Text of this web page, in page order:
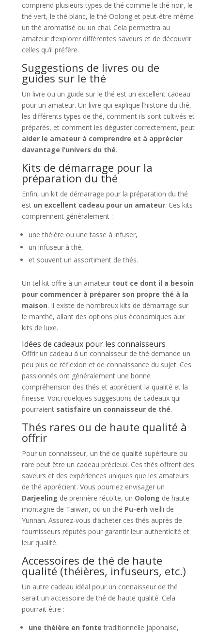
comprend plusieurs types de thé comme le thé noir, le
thé vert, le thé blanc, le thé Oolong et peut-être même
un thé aromatisé ou un chai. Cela permettra au
amateur d’explorer différentes saveurs et de découvrir
celles qu’il préfère.
Suggestions de livres ou de
guides sur le thé
Un livre ou un guide sur le thé est un excellent cadeau
pour un amateur. Un livre qui explique l’histoire du thé,
les différents types de thé, comment ils sont cultivés et
préparés, et comment les déguster correctement, peut
aider le amateur à comprendre et à apprécier
davantage l’univers du thé.
Kits de démarrage pour la
préparation du thé
Enfin, un kit de démarrage pour la préparation du thé
est un excellent cadeau pour un amateur. Ces kits
comprennent généralement :
une théière ou une tasse à infuser,
un infuseur à thé,
et souvent un assortiment de thés.
Un tel kit offre à un amateur tout ce dont il a besoin
pour commencer à préparer son propre thé à la
maison. Il existe de nombreux kits de démarrage sur
le marché, allant des options plus économiques aux
kits de luxe.
Idées de cadeaux pour les connaisseurs
Offrir un cadeau à un connaisseur de thé demande un
peu plus de réflexion et de connaissance du sujet. Ces
passionnés ont généralement une bonne
compréhension des thés et apprécient la qualité et la
finesse. Voici quelques suggestions de cadeaux qui
pourraient satisfaire un connaisseur de thé.
Thés rares ou de haute qualité à
offrir
Pour un connaisseur, un thé de qualité supérieure ou
rare peut être un cadeau précieux. Ces thés offrent des
saveurs et des expériences uniques que les amateurs
de thé apprécient. Vous pourriez envisager un
Darjeeling de première récolte, un Oolong de haute
montagne de Taiwan, ou un thé Pu-erh vieilli de
Yunnan. Assurez-vous d’acheter ces thés auprès de
fournisseurs réputés pour garantir leur authenticité et
leur qualité.
Accessoires de thé de haute
qualité (théières, infuseurs, etc.)
Un autre cadeau idéal pour un connaisseur de thé
serait un accessoire de thé de haute qualité. Cela
pourrait être :
une théière en fonte traditionnelle japonaise,